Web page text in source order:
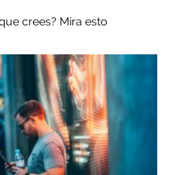
crees? Mira esto